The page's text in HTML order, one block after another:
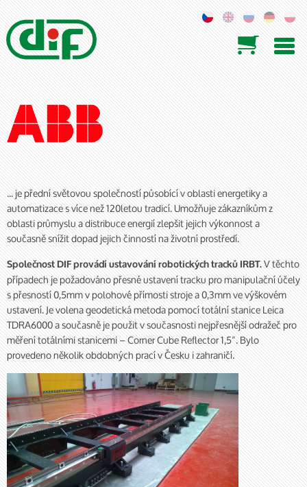

... je přední světovou společností působící v oblasti energetiky a
automatizace s více než 120letou tradicí. Umožňuje zákazníkům z
oblasti průmyslu a distribuce energií zlepšit jejich výkonnost a
současně snížit dopad jejich činností na životní prostředí.
Společnost DIF provádí ustavování robotických tracků IRBT.V těchto
případech je požadováno přesné ustavení tracku pro manipulační účely
s přesností 0,5mm v polohové přímosti stroje a 0,3mm ve výškovém
ustavení. Je volena geodetická metoda pomocí totální stanice Leica
TDRA6000 a současně je použit v současnosti nejpřesnější odražeč pro
měření totálními stanicemi – Corner Cube Reflector 1,5“. Bylo
provedeno několik obdobných prací v Česku i zahraničí.